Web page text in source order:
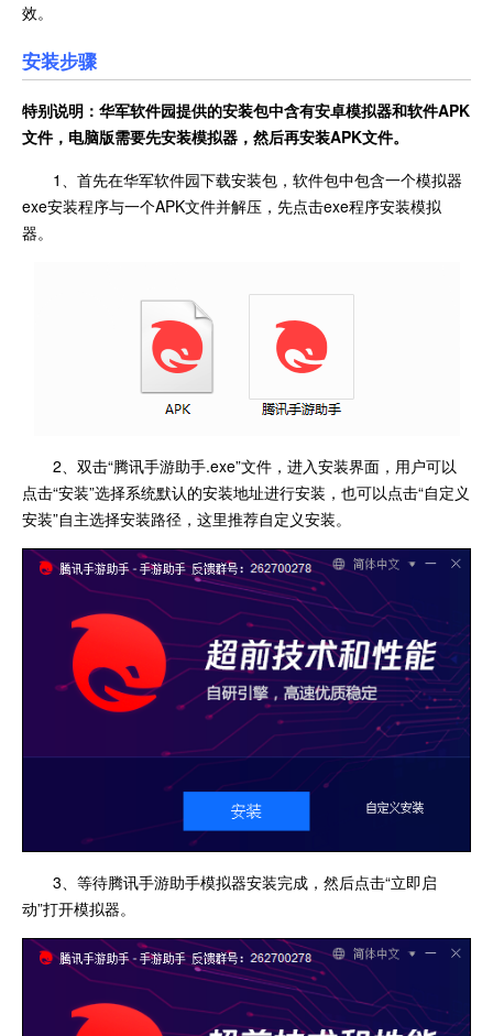
效。
安装步骤
特别说明：华军软件园提供的安装包中含有安卓模拟器和软件APK
文件，电脑版需要先安装模拟器，然后再安装APK文件。
1、首先在华军软件园下载安装包，软件包中包含一个模拟器
exe安装程序与一个APK文件并解压，先点击exe程序安装模拟
器。
2、双击“腾讯手游助手.exe”文件，进入安装界面，用户可以
点击“安装”选择系统默认的安装地址进行安装，也可以点击“自定义
安装”自主选择安装路径，这里推荐自定义安装。
3、等待腾讯手游助手模拟器安装完成，然后点击“立即启
动”打开模拟器。